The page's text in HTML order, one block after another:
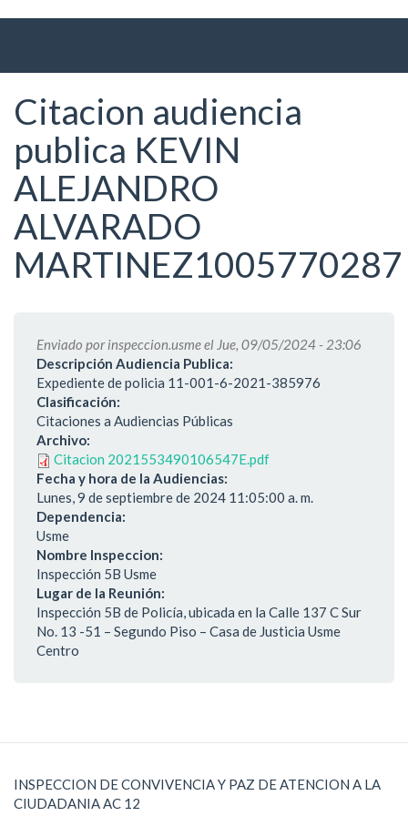
Citacion audiencia
publica KEVIN
ALEJANDRO
ALVARADO
MARTINEZ1005770287
Enviado porinspeccion.usmeel Jue, 09/05/2024 - 23:06
Descripción Audiencia Publica:
Expediente de policia 11-001-6-2021-385976
Clasificación:
Citaciones a Audiencias Públicas
Archivo:
Citacion 2021553490106547E.pdf
Fecha y hora de la Audiencias:
Lunes, 9 de septiembre de 2024 11:05:00 a. m.
Dependencia:
Usme
Nombre Inspeccion:
Inspección 5B Usme
Lugar de la Reunión:
Inspección 5B de Policía, ubicada en la Calle 137 C Sur
No. 13 -51 – Segundo Piso – Casa de Justicia Usme
Centro
INSPECCION DE CONVIVENCIA Y PAZ DE ATENCION A LA
CIUDADANIA AC 12